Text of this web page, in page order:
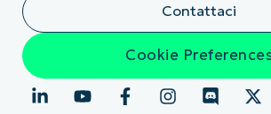
Contattaci
Cookie